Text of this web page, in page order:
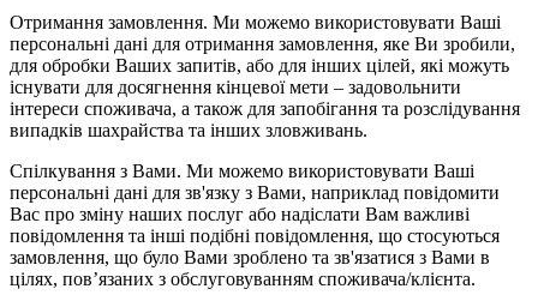
Отримання замовлення. Ми можемо використовувати Ваші
персональні дані для отримання замовлення, яке Ви зробили,
для обробки Ваших запитів, або для інших цілей, які можуть
існувати для досягнення кінцевої мети – задовольнити
інтереси споживача, а також для запобігання та розслідування
випадків шахрайства та інших зловживань.
Спілкування з Вами. Ми можемо використовувати Ваші
персональні дані для зв'язку з Вами, наприклад повідомити
Вас про зміну наших послуг або надіслати Вам важливі
повідомлення та інші подібні повідомлення, що стосуються
замовлення, що було Вами зроблено та зв'язатися з Вами в
цілях, пов’язаних з обслуговуванням споживача/клієнта.